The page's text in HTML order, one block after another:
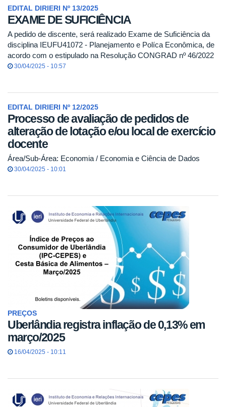
EDITAL DIRIERI Nº 13/2025
EXAME DE SUFICIÊNCIA
A pedido de discente, será realizado Exame de Suficiência da
disciplina IEUFU41072 - Planejamento e Políca Econômica, de
acordo com o estipulado na Resolução CONGRAD nº 46/2022
30/04/2025 - 10:57
EDITAL DIRIERI Nº 12/2025
Processo de avaliação de pedidos de
alteração de lotação e/ou local de exercício
docente
Área/Sub-Área: Economia / Economia e Ciência de Dados
30/04/2025 - 10:01
PREÇOS
Uberlândia registra inflação de 0,13% em
março/2025
16/04/2025 - 10:11